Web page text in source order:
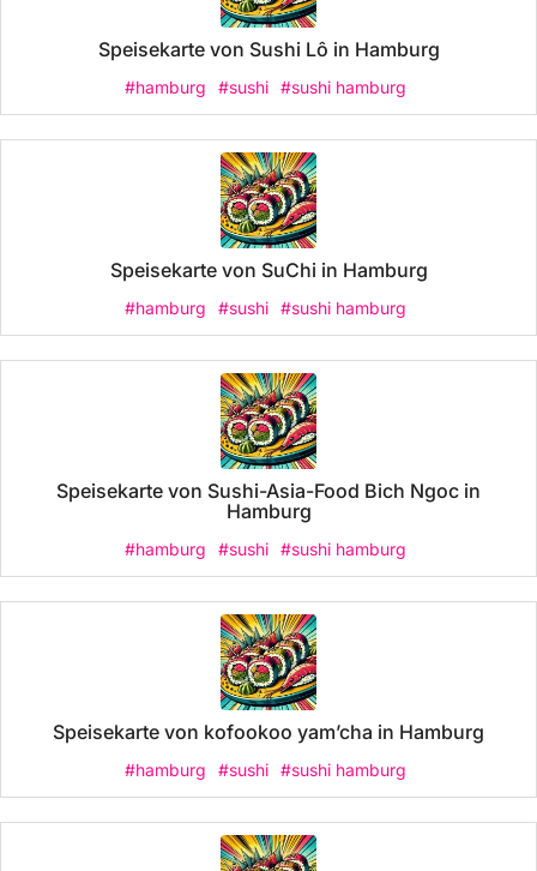
Speisekarte von Sushi Lô in Hamburg
#hamburg #sushi #sushi hamburg
Speisekarte von SuChi in Hamburg
#hamburg #sushi #sushi hamburg
Speisekarte von Sushi-Asia-Food Bich Ngoc in
Hamburg
#hamburg #sushi #sushi hamburg
Speisekarte von kofookoo yam’cha in Hamburg
#hamburg #sushi #sushi hamburg